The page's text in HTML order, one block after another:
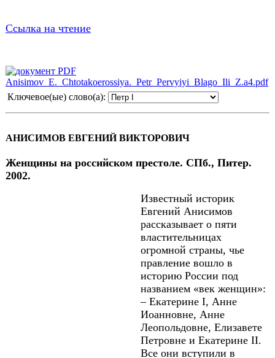
Ссылка на чтение
Anisimov_E._Chtotakoerossiya._Petr_Pervyiyi_Blago_Ili_Z.a4.pdf
Ключевое(ые) слово(а):
АНИСИМОВ ЕВГЕНИЙ ВИКТОРОВИЧ
Женщины на российском престоле. СПб., Питер.
2002.
Известный историк
Евгений Анисимов
рассказывает о пяти
властительницах
огромной страны, чье
правление вошло в
историю России под
названием «век женщин»:
– Екатерине I, Анне
Иоанновне, Анне
Леопольдовне, Елизавете
Петровне и Екатерине II.
Все они вступили в